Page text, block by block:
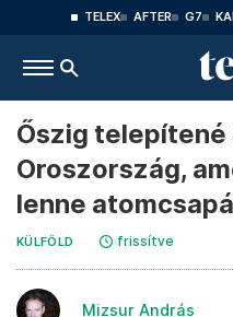
TELEX AFTER G7
Őszig
Oroszország,
lenne
KÜLFÖLD frissítve
Mizsur András